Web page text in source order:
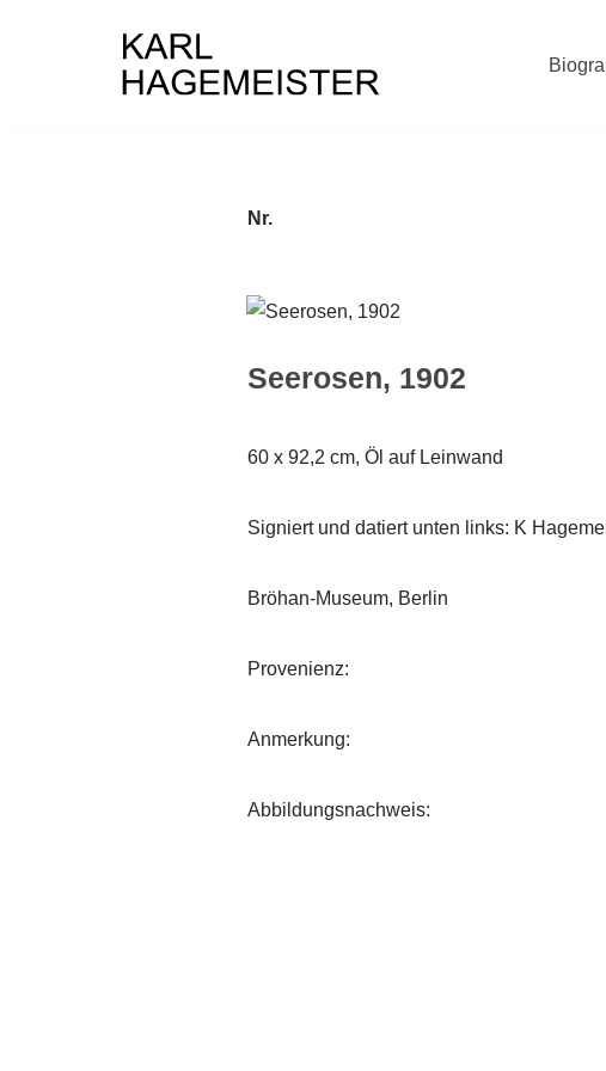
Nr.
Seerosen, 1902
60 x 92,2 cm, Öl auf Leinwand
Signiert und datiert unten links: K
Bröhan-Museum, Berlin
Provenienz:
Anmerkung:
Abbildungsnachweis: